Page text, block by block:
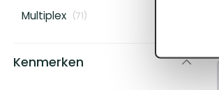
Multiplex (71)
Kenmerken